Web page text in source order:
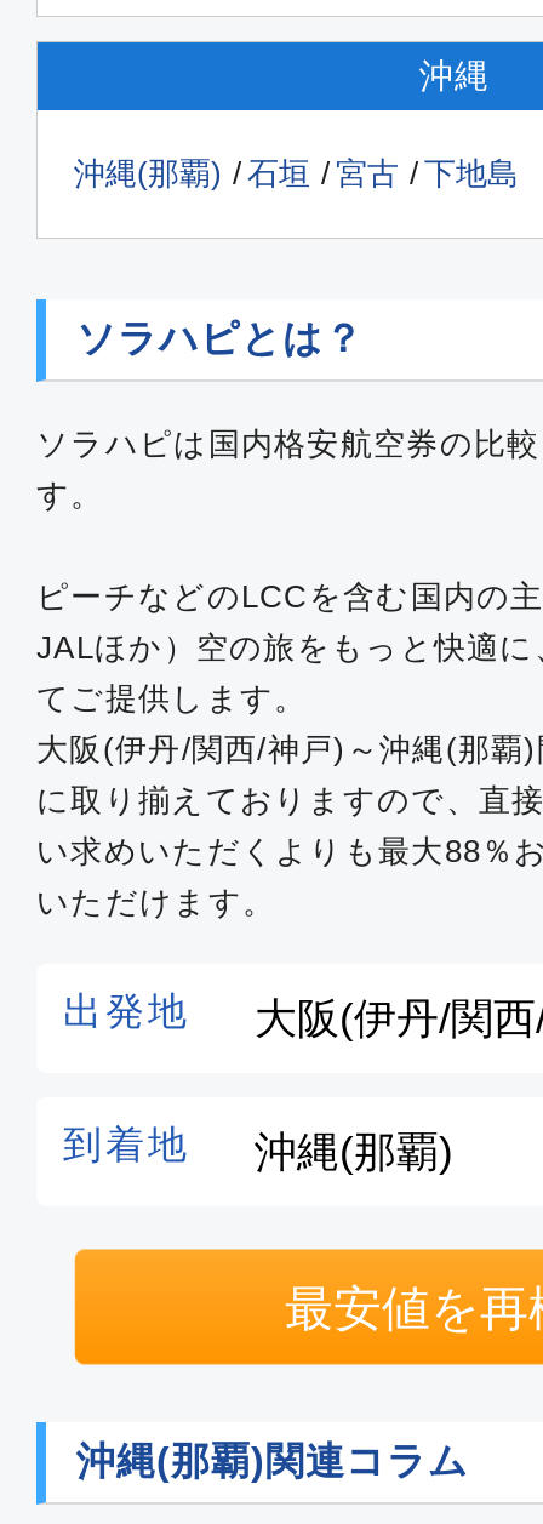
沖縄
沖縄(那覇) 石垣 宮古 下地島
ソラハピとは？
ソラハピは国内格安航空券の比
す。
ピーチなどのLCCを含む国内の
JALほか）空の旅をもっと快適
てご提供します。
大阪(伊丹/関西/神戸)～沖縄(那覇
に取り揃えておりますので、直
い求めいただくよりも最大88％
いただけます。
最安値を再
沖縄(那覇)関連コラム